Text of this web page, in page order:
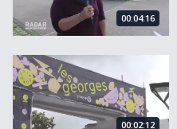
00:04:16
Festivals: Le certificat
00:02:12